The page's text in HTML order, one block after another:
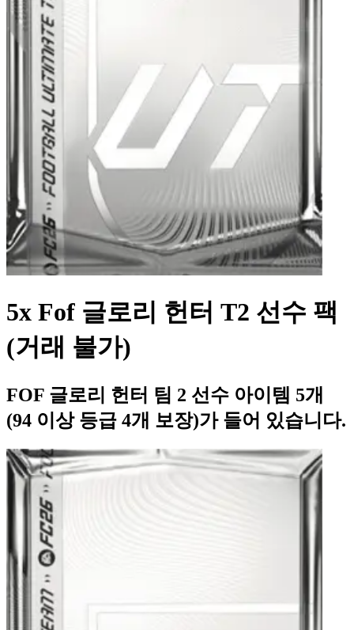
5x Fof 글로리 헌터 T2 선수 팩
(거래 불가)
FOF 글로리 헌터 팀 2 선수 아이템 5개
(94 이상 등급 4개 보장)가 들어 있습니다.